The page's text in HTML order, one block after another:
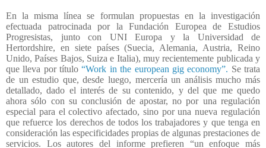
En la misma línea se formulan propuestas en la investigación
efectuada patrocinada por la Fundación Europea de Estudios
Progresistas, junto con UNI Europa y la Universidad de
Hertordshire, en siete países (Suecia, Alemania, Austria, Reino
Unido, Países Bajos, Suiza e Italia), muy recientemente publicada y
que lleva por título“Work in the european gig economy”. Se trata
de un estudio que, desde luego, mercería un análisis mucho más
detallado, dado el interés de su contenido, y del que me quedo
ahora sólo con su conclusión de apostar, no por una regulación
especial para el colectivo afectado, sino por una nueva regulación
que refuerce los derechos de todos los trabajadores y que tenga en
consideración las especificidades propias de algunas prestaciones de
servicios. Los autores del informe prefieren “un enfoque más